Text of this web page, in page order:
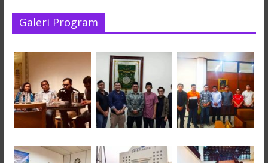
Galeri Program